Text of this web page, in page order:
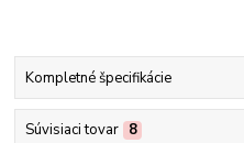
Kompletné špecifikácie
Súvisiaci tovar 8